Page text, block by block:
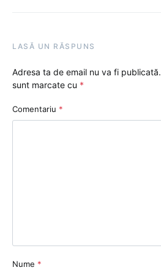
LASĂ UN RĂSPUNS
Adresa ta de email nu va fi publicată.
sunt marcate cu *
Comentariu *
Nume *